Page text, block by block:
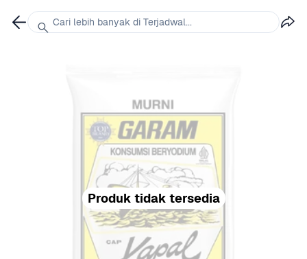
Produk tidak tersedia
Cari lebih banyak di Terjadwal...